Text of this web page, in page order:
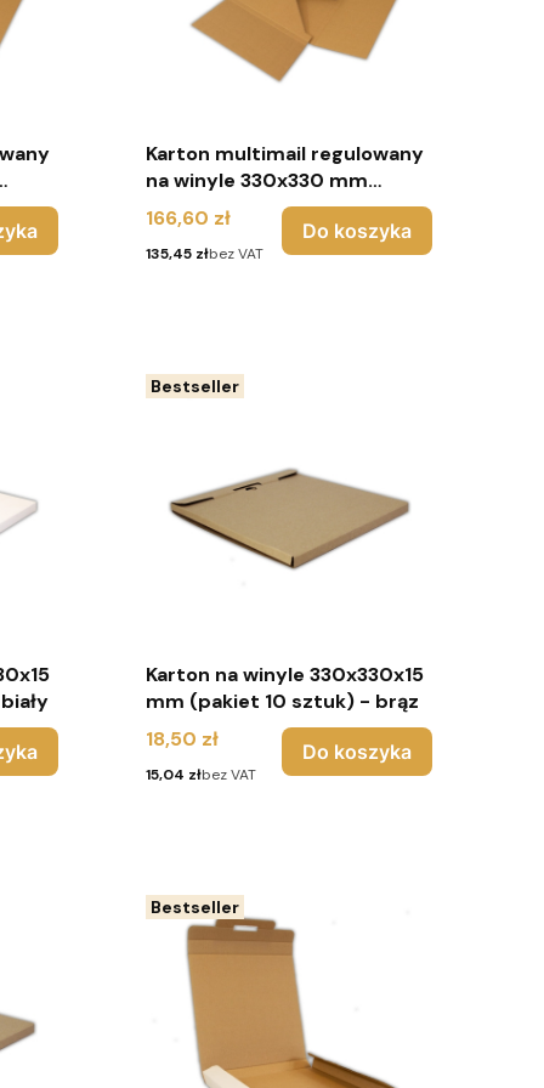
Karton multimail regulowany
na winyle 330x330 mm
(pakiet 70 sztuk) - biały
Cena
166,60 zł
Cena
135,45 złbez VAT
Do koszyka
Bestseller
Karton na winyle 330x330x15
mm (pakiet 10 sztuk) - brąz
Cena
18,50 zł
Cena
15,04 złbez VAT
Do koszyka
Bestseller